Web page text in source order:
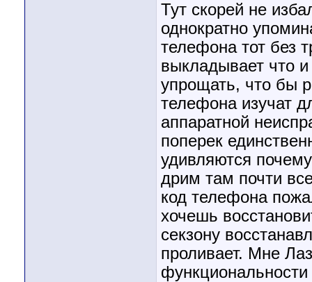
Тут скорей не
однократно
телефона тот без
выкладывает что
упрощать, что бы
телефона изучат
аппаратной
поперек
удивляются
дрим там почти
код телефона
хочешь
секзону
проливает. Мне